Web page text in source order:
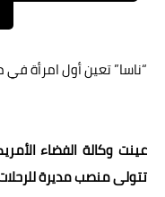
“ناسا” تعين أول امرأة
عينت وكالة الفضاء
تتولى منصب مديرة